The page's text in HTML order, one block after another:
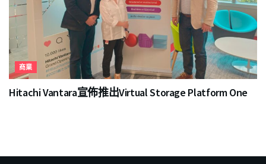
商業
Hitachi Vantara宣佈推出Virtual Storage Platform One